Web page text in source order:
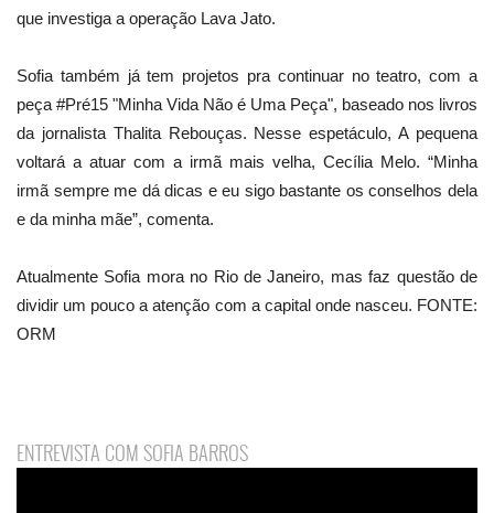
que investiga a operação Lava Jato.
Sofia também já tem projetos pra continuar no teatro, com a
peça #Pré15 "Minha Vida Não é Uma Peça", baseado nos livros
da jornalista Thalita Rebouças. Nesse espetáculo, A pequena
voltará a atuar com a irmã mais velha, Cecília Melo. “Minha
irmã sempre me dá dicas e eu sigo bastante os conselhos dela
e da minha mãe”, comenta.
Atualmente Sofia mora no Rio de Janeiro, mas faz questão de
dividir um pouco a atenção com a capital onde nasceu. FONTE:
ORM
ENTREVISTA COM SOFIA BARROS